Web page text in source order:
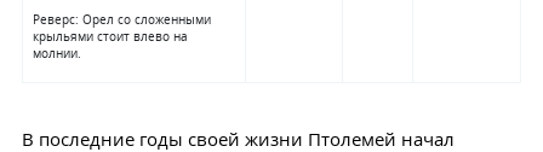
Реверс: Орел со сложенными
крыльями стоит влево на
молнии.
В последние годы своей жизни Птолемей начал